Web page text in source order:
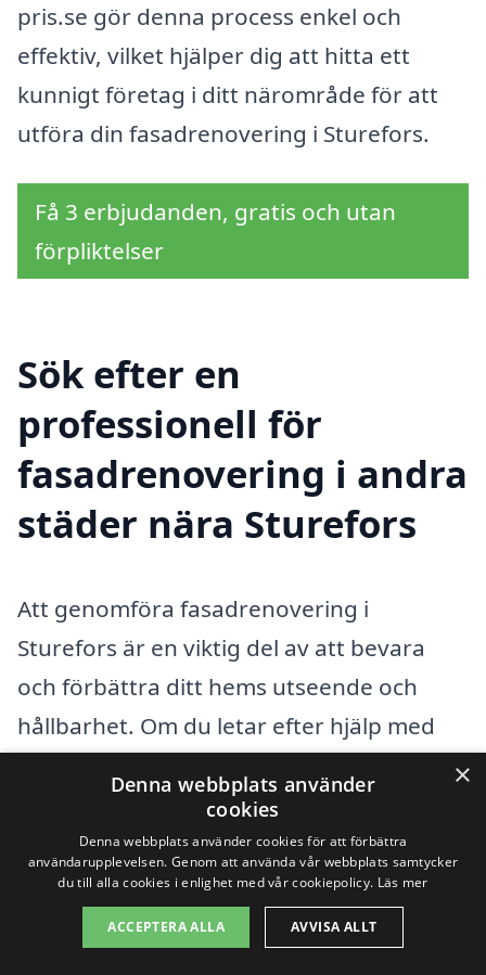
pris.se gör denna process enkel och
effektiv, vilket hjälper dig att hitta ett
kunnigt företag i ditt närområde för att
utföra din fasadrenovering i Sturefors.
Få 3 erbjudanden, gratis och utan
förpliktelser
Sök efter en
professionell för
fasadrenovering i andra
städer nära Sturefors
Att genomföra fasadrenovering i
Sturefors är en viktig del av att bevara
och förbättra ditt hems utseende och
hållbarhet. Om du letar efter hjälp med
att även överväga företag i de
närliggande städerna. Genom att bredda
din sökning kan du hitta fler alternativa
erbjudanden och duktiga hantverkare
×
Denna webbplats använder
cookies
Denna webbplats använder cookies för att förbättra
användarupplevelsen. Genom att använda vår webbplats samtycker
du till alla cookies i enlighet med vår cookiepolicy. Läs mer
ACCEPTERA ALLA AVVISA ALLT